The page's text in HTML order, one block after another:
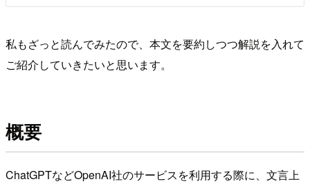
私もざっと読んでみたので、本文を要約しつつ解説を入れて
ご紹介していきたいと思います。
概要
ChatGPTなどOpenAI社のサービスを利用する際に、文言上